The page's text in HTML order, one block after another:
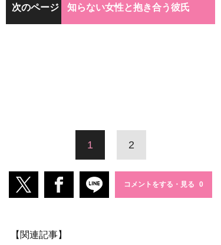
次のページ 知らない女性と抱き合う彼氏
1 2
コメントをする・見る
【関連記事】